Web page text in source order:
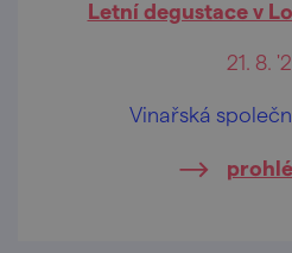
Letní degustace v
21. 8.
Vinařská